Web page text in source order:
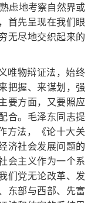
虑地考察自然界或
首先呈现在我们眼
无尽地交织起来的
物辩证法，始终
把握、来谋划，强
要方面，又要照应
合。毛泽东同志提
方法，《论十大关
济社会发展问题的
会主义作为一个系
们党无论改革、发
东部与西部、先富